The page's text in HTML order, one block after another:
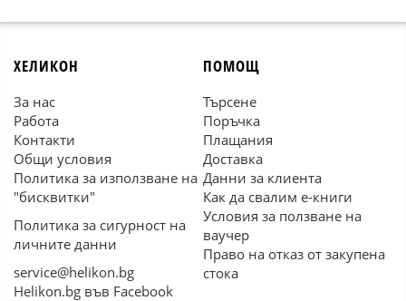
ХЕЛИКОН
За нас
Работа
Контакти
Общи условия
Политика за използване на
"бисквитки"
Политика за сигурност на
личните данни
service@helikon.bg
Helikon.bg във Facebook
ПОМОЩ
Търсене
Поръчка
Плащания
Доставка
Данни за клиента
Как да свалим е-книги
Условия за ползване на
ваучер
Право на отказ от закупена
стока